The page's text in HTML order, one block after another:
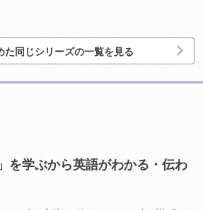
た同じシリーズの一覧を見る
を学ぶから英語がわかる・伝わ